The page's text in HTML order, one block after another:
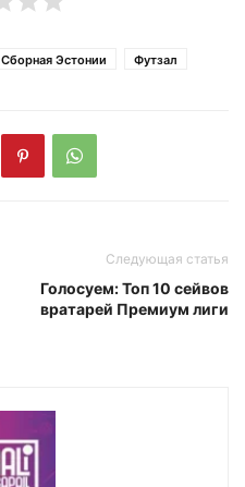
Сборная Эстонии Футзал
Следующая статья
Голосуем: Топ 10 сейвов
вратарей Премиум лиги